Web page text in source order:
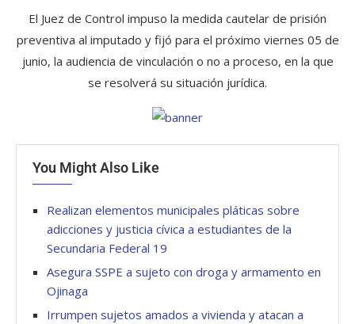
El Juez de Control impuso la medida cautelar de prisión
preventiva al imputado y fijó para el próximo viernes 05 de
junio, la audiencia de vinculación o no a proceso, en la que
se resolverá su situación jurídica.
You Might Also Like
Realizan elementos municipales pláticas sobre
adicciones y justicia cívica a estudiantes de la
Secundaria Federal 19
Asegura SSPE a sujeto con droga y armamento en
Ojinaga
Irrumpen sujetos amados a vivienda y atacan a